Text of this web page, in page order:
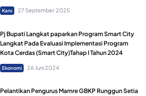
Karo 27 September 2025
Pj Bupati Langkat paparkan Program Smart City
Langkat Pada Evaluasi Implementasi Program
Kota Cerdas (Smart City)Tahap I Tahun 2024
Ekonomi 26 Juni 2024
Pelantikan Pengurus Mamre GBKP Runggun Setia